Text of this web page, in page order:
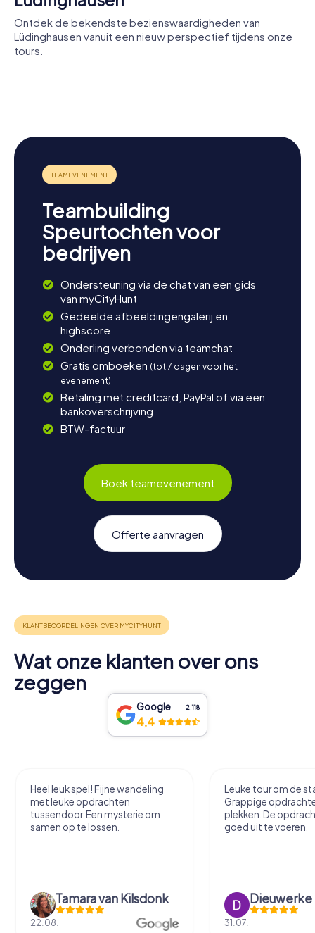
Ontdek de bekendste bezienswaardigheden van
Lüdinghausen vanuit een nieuw perspectief tijdens onze
tours.
Teambuilding
Speurtochten voor
bedrijven
Ondersteuning via de chat van een gids
van myCityHunt
Gedeelde afbeeldingengalerij en
highscore
Onderling verbonden via teamchat
Gratis omboeken (tot 7 dagen voor het
evenement)
Betaling met creditcard, PayPal of via een
bankoverschrijving
BTW-factuur
Boek teamevenement
Offerte aanvragen
Wat onze klanten over ons
zeggen
Google 2.118
4,4
Heel leuk spel! Fijne wandeling
met leuke opdrachten
tussendoor. Een mysterie om
samen op te lossen.
Tamara van Kilsdonk
22.08.
Leuke tour om de
Grappige
plekken. De
goed uit te voeren.
31.07.